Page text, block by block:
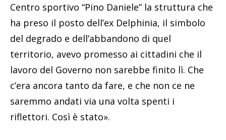
Centro sportivo “Pino Daniele” la struttura che
ha preso il posto dell’ex Delphinia, il simbolo
del degrado e dell’abbandono di quel
territorio, avevo promesso ai cittadini che il
lavoro del Governo non sarebbe finito lì. Che
c’era ancora tanto da fare, e che non ce ne
saremmo andati via una volta spenti i
riflettori. Così è stato».